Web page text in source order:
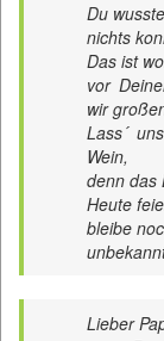
Du
nichts
Das ist
vor
wir
Lass´
Wein,
denn das
Heute
bleibe
Lieber